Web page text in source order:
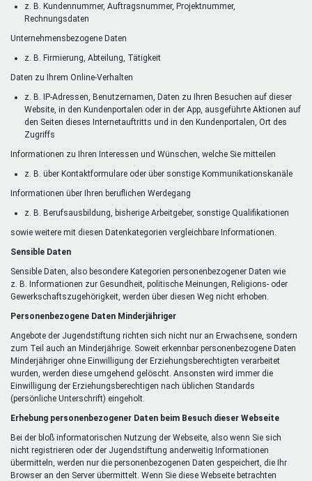
z. B. Kundennummer, Auftragsnummer, Projektnummer,
Rechnungsdaten
Unternehmensbezogene Daten
z. B. Firmierung, Abteilung, Tätigkeit
Daten zu Ihrem Online-Verhalten
z. B. IP-Adressen, Benutzernamen, Daten zu Ihren Besuchen auf dieser
Website, in den Kundenportalen oder in der App, ausgeführte Aktionen auf
den Seiten dieses Internetauftritts und in den Kundenportalen, Ort des
Zugriffs
Informationen zu Ihren Interessen und Wünschen, welche Sie mitteilen
z. B. über Kontaktformulare oder über sonstige Kommunikationskanäle
Informationen über Ihren beruflichen Werdegang
z. B. Berufsausbildung, bisherige Arbeitgeber, sonstige Qualifikationen
sowie weitere mit diesen Datenkategorien vergleichbare Informationen.
Sensible Daten
Sensible Daten, also besondere Kategorien personenbezogener Daten wie
z. B. Informationen zur Gesundheit, politische Meinungen, Religions- oder
Gewerkschaftszugehörigkeit, werden über diesen Weg nicht erhoben.
Personenbezogene Daten Minderjähriger
Angebote der Jugendstiftung richten sich nicht nur an Erwachsene, sondern
zum Teil auch an Minderjährige. Soweit erkennbar personenbezogene Daten
Minderjähriger ohne Einwilligung der Erziehungsberechtigten verarbeitet
wurden, werden diese umgehend gelöscht. Ansonsten wird immer die
Einwilligung der Erziehungsberechtigen nach üblichen Standards
(persönliche Unterschrift) eingeholt.
Erhebung personenbezogener Daten beim Besuch dieser Webseite
Bei der bloß informatorischen Nutzung der Webseite, also wenn Sie sich
nicht registrieren oder der Jugendstiftung anderweitig Informationen
übermitteln, werden nur die personenbezogenen Daten gespeichert, die Ihr
Browser an den Server übermittelt. Wenn Sie diese Webseite betrachten